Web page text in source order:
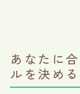
あなたに
ルを決め